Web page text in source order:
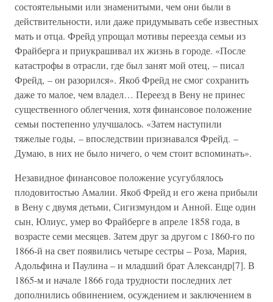
состоятельными или знаменитыми, чем они были в
действительности, или даже придумывать себе известных
мать и отца. Фрейд упрощал мотивы переезда семьи из
Фрайберга и приукрашивал их жизнь в городе. «После
катастрофы в отрасли, где был занят мой отец, – писал
Фрейд, – он разорился». Якоб Фрейд не смог сохранить
даже то малое, чем владел… Переезд в Вену не принес
существенного облегчения, хотя финансовое положение
семьи постепенно улучшалось. «Затем наступили
тяжелые годы, – впоследствии признавался Фрейд. –
Думаю, в них не было ничего, о чем стоит вспоминать».
Незавидное финансовое положение усугублялось
плодовитостью Амалии. Якоб Фрейд и его жена прибыли
в Вену с двумя детьми, Сигизмундом и Анной. Еще один
сын, Юлиус, умер во Фрайберге в апреле 1858 года, в
возрасте семи месяцев. Затем друг за другом с 1860-го по
1866-й на свет появились четыре сестры – Роза, Мария,
Адольфина и Паулина – и младший брат Александр[7]. В
1865-м и начале 1866 года трудности последних лет
дополнились обвинением, осуждением и заключением в